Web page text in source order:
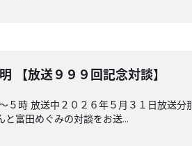
【放送９９９回記念対談】
５時 放送中２０２６年５月３１日放送
と富田めぐみの対談をお送...